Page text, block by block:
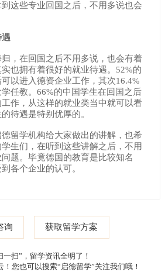
这些专业回国之后，不用多说也会
遇
，在回国之后不用多说，也会有着
也拥有着很好的就业待遇。52%的
以进入德资企业工作，其次16.4%
任教。66%的中国学生在回国之后
作，从这样的就业类当中就可以看
待遇是特别优厚的。
留学机构给大家做出的讲解，也希
生们，在听到这些讲解之后，不用
题。毕竟德国的教育是比较知名
各个企业的认可。
询 获取留学方案
一扫”，留学资讯全明了！
您也可以搜索“启德留学”关注我们哦！